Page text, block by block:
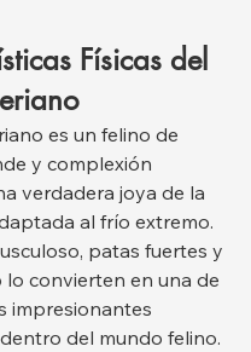
Físicas del
es un felino de
y complexión
verdadera joya de la
al frío extremo.
patas fuertes y
lo convierten en una de
impresionantes
del mundo felino.